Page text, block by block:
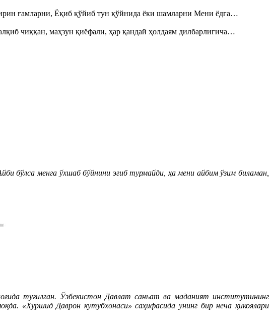
ғамларни, Ёқиб қўйиб тун қўйнида ёки шамларни Мени ёдга…
чиққан, маҳзун қиёфали, ҳар қандай ҳолдаям дилбарлигича…
бўлса менга ўхшаб бўйнини эгиб турмайди, ҳа мени айбим ўзим биламан,
туғилган. Ўзбекистон Давлат саньат ва маданият институтининг
«Хуршид Даврон кутубхонаси» саҳифасида унинг бир неча ҳикоялари